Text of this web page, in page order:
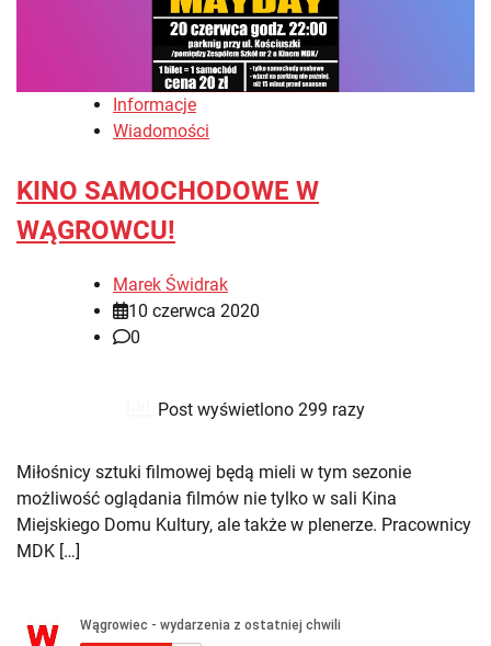
Informacje
Wiadomości
KINO SAMOCHODOWE W
WĄGROWCU!
Marek Świdrak
10 czerwca 2020
0
Post wyświetlono 299 razy
Miłośnicy sztuki filmowej będą mieli w tym sezonie
możliwość oglądania filmów nie tylko w sali Kina
Miejskiego Domu Kultury, ale także w plenerze. Pracownicy
MDK […]